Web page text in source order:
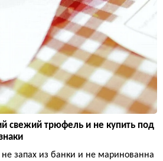
свежий трюфель и не купить под
запах из банки и не маринованна